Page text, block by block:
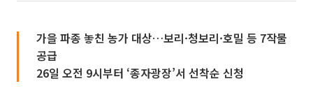
가을 파종 놓친 농가 대상…보리·청보리·호밀 등 7작물
공급
26일 오전 9시부터 ‘종자광장’서 선착순 신청